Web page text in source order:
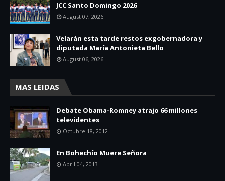
JCC Santo Domingo 2026
August 07, 2026
Velarán esta tarde restos exgobernadora y
diputada María Antonieta Bello
August 06, 2026
MAS LEIDAS
Debate Obama-Romney atrajo 66 millones
televidentes
Octubre 18, 2012
En Bohechío Muere Señora
Abril 04, 2013